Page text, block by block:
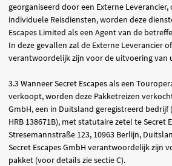
georganiseerd door een Externe
individuele Reisdiensten, worden deze
Escapes Limited als een Agent van de
In deze gevallen zal de Externe Leverancier
verantwoordelijk zijn voor de uitvoering van
3.3 Wanneer Secret Escapes als een
verkoopt, worden deze Pakketreizen
GmbH, een in Duitsland geregistreerd
HRB 138671B), met statutaire zetel te Secret
Stresemannstraße 123, 10963 Berlijn,
Secret Escapes GmbH verantwoordelijk zijn
pakket (voor details zie sectie C).